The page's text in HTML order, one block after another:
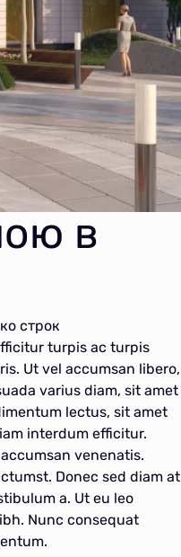
в
строк
turpis ac turpis
Ut vel accumsan libero,
varius diam, sit amet
lectus, sit amet
interdum efficitur.
venenatis.
Donec sed diam at
a. Ut eu leo
Nunc consequat